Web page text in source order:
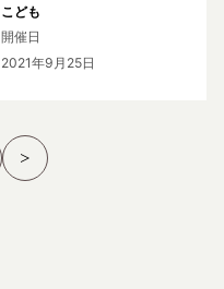
こども
開催日
2021年9月25日